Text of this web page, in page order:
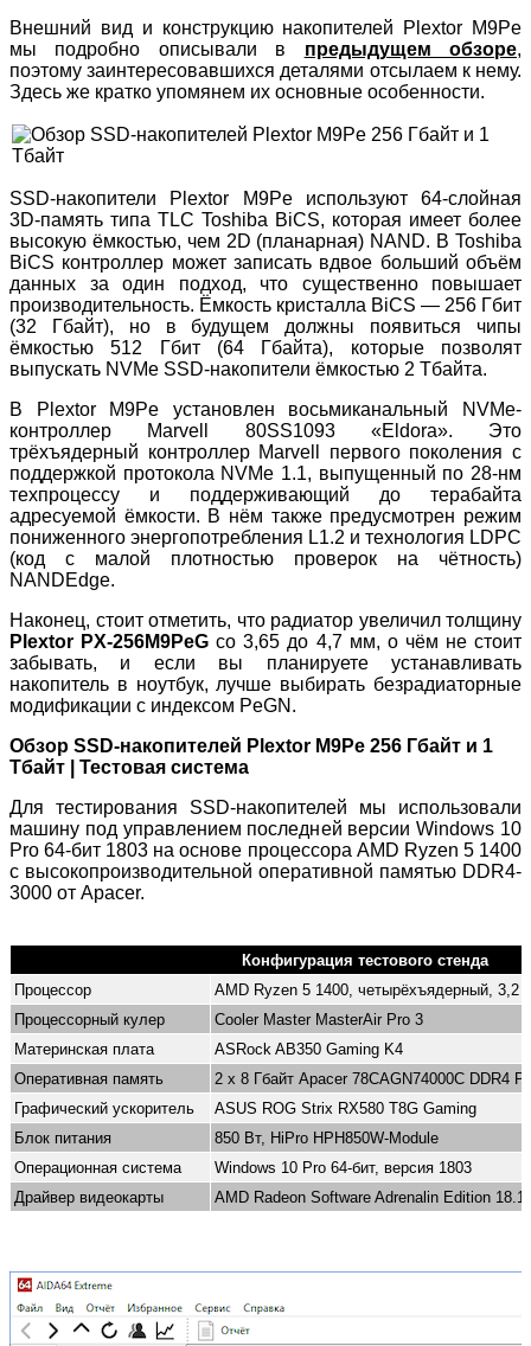
Внешний вид и конструкцию накопителей Plextor M9Pe
мы подробно описывали в предыдущем обзоре,
поэтому заинтересовавшихся деталями отсылаем к нему.
Здесь же кратко упомянем их основные особенности.
SSD-накопители Plextor M9Pe используют 64-слойная
3D-память типа TLC Toshiba BiCS, которая имеет более
высокую ёмкостью, чем 2D (планарная) NAND. В Toshiba
BiCS контроллер может записать вдвое больший объём
данных за один подход, что существенно повышает
производительность. Ёмкость кристалла BiCS — 256 Гбит
(32 Гбайт), но в будущем должны появиться чипы
ёмкостью 512 Гбит (64 Гбайта), которые позволят
выпускать NVMe SSD-накопители ёмкостью 2 Тбайта.
В Plextor M9Pe установлен восьмиканальный NVMe-
контроллер Marvell 80SS1093 «Eldora». Это
трёхъядерный контроллер Marvell первого поколения с
поддержкой протокола NVMe 1.1, выпущенный по 28-нм
техпроцессу и поддерживающий до терабайта
адресуемой ёмкости. В нём также предусмотрен режим
пониженного энергопотребления L1.2 и технология LDPC
(код с малой плотностью проверок на чётность)
NANDEdge.
Наконец, стоит отметить, что радиатор увеличил толщину
Plextor PX-256M9PeG со 3,65 до 4,7 мм, о чём не стоит
забывать, и если вы планируете устанавливать
накопитель в ноутбук, лучше выбирать безрадиаторные
модификации с индексом PeGN.
Обзор SSD-накопителей Plextor M9Pe 256 Гбайт и 1
Тбайт | Тестовая система
Для тестирования SSD-накопителей мы использовали
машину под управлением последней версии Windows 10
Pro 64-бит 1803 на основе процессора AMD Ryzen 5 1400
с высокопроизводительной оперативной памятью DDR4-
3000 от Apacer.
Конфигурация тестового стенда
Процессор
AMD Ryzen 5 1400, четырёхъядерный, 3,2
Процессорный кулер
Cooler Master MasterAir Pro 3
Материнская плата
ASRock AB350 Gaming K4
Оперативная память
2 х 8 Гбайт Apacer 78CAGN74000C DDR4
Графический ускоритель
ASUS ROG Strix RX580 T8G Gaming
Блок питания
850 Вт, HiPro HPH850W-Module
Операционная система
Windows 10 Pro 64-бит, версия 1803
Драйвер видеокарты
AMD Radeon Software Adrenalin Edition